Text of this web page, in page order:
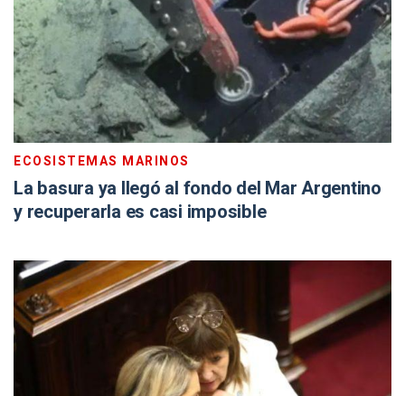
ECOSISTEMAS MARINOS
La basura ya llegó al fondo del Mar Argentino
y recuperarla es casi imposible